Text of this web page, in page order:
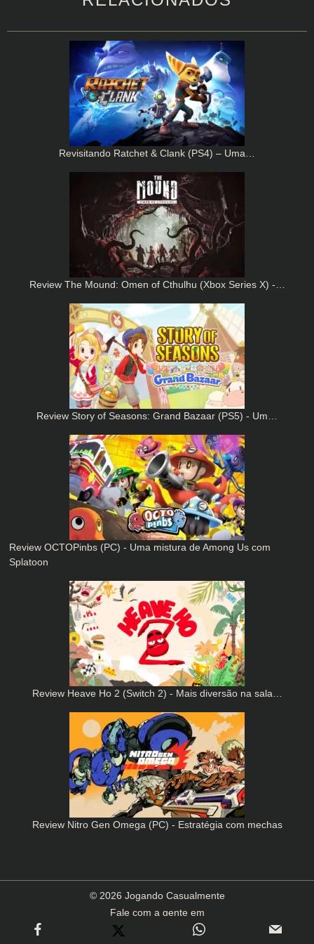
Revisitando Ratchet & Clank (PS4) – Uma…
Review The Mound: Omen of Cthulhu (Xbox Series X) -…
Review Story of Seasons: Grand Bazaar (PS5) - Um…
Review OCTOPinbs (PC) - Uma mistura de Among Us com
Splatoon
Review Heave Ho 2 (Switch 2) - Mais diversão na sala…
Review Nitro Gen Omega (PC) - Estratégia com mechas
© 2026 Jogando Casualmente
Fale com a gente em
contato(arroba)jogandocasualmente.com.br